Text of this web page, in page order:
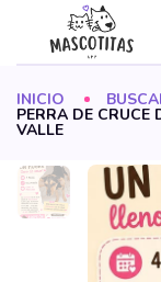
INICIO
PERRA DE CRUCE
VALLE